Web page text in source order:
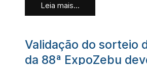
Leia mais...
Validação do sorteio
da 88ª ExpoZebu